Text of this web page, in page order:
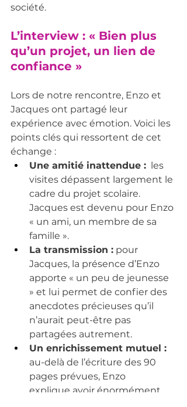
société.
L’interview : « Bien plus
qu’un projet, un lien de
confiance »
Lors de notre rencontre, Enzo et
Jacques ont partagé leur
expérience avec émotion. Voici les
points clés qui ressortent de cet
échange :
Une amitié inattendue : les
visites dépassent largement le
cadre du projet scolaire.
Jacques est devenu pour Enzo
« un ami, un membre de sa
famille ».
La transmission : pour
Jacques, la présence d’Enzo
apporte « un peu de jeunesse
» et lui permet de confier des
anecdotes précieuses qu’il
n’aurait peut-être pas
partagées autrement.
Un enrichissement mutuel :
au-delà de l’écriture des 90
pages prévues, Enzo
explique avoir énormément